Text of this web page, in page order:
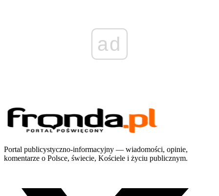
ad
Portal publicystyczno-informacyjny — wiadomości, opinie,
komentarze o Polsce, świecie, Kościele i życiu publicznym.